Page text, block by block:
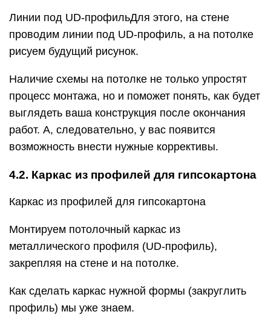
Линии под UD-профильДля этого, на стене
проводим линии под UD-профиль, а на потолке
рисуем будущий рисунок.
Наличие схемы на потолке не только упростят
процесс монтажа, но и поможет понять, как будет
выглядеть ваша конструкция после окончания
работ. А, следовательно, у вас появится
возможность внести нужные коррективы.
4.2. Каркас из профилей для гипсокартона
Каркас из профилей для гипсокартона
Монтируем потолочный каркас из
металлического профиля (UD-профиль),
закрепляя на стене и на потолке.
Как сделать каркас нужной формы (закруглить
профиль) мы уже знаем.